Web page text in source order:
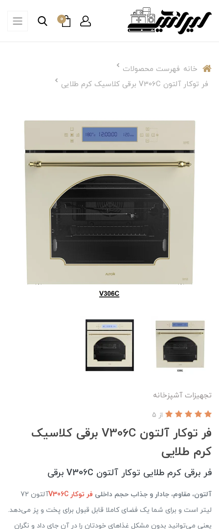
0
خانه فهرست محصولات
فر توکار آلتون V306C برقی کلاسیک کرم طلایی
تجهیزات آشپزخانه
فر توکار آلتون V306C برقی کلاسیک
کرم طلایی
از 5
فر برقی کرم طلایی توکار آلتون V306C برقی
آلتون، مقاوم، جادار و جذاب حجم داخلی فر توکار V306C
آلتون 72
لیتر است و برای شما یک فضای کاملا قابل قبول برای پخت و پز می‌دهد.
یعنی می‌توانید بدون مشکل غذاهای خودتان را در آن جای داد و نگران